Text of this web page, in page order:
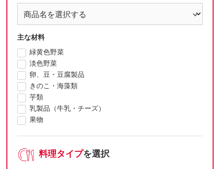
主な材料
緑黄色野菜
淡色野菜
卵、豆・豆腐製品
きのこ・海藻類
芋類
乳製品（牛乳・チーズ）
果物
料理タイプを選択